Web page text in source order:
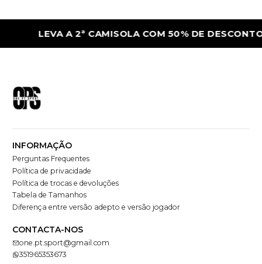
LEVA A 2ª CAMISOLA COM 50% DE DESCONTO
INFORMAÇÃO
Perguntas Frequentes
Política de privacidade
Política de trocas e devoluções
Tabela de Tamanhos
Diferença entre versão adepto e versão jogador
CONTACTA-NOS
one.pt.sport@gmail.com
351965353673